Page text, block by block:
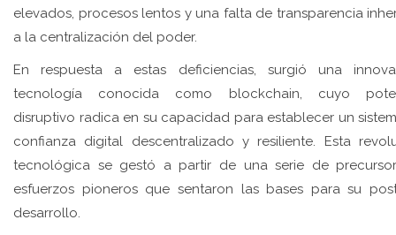
elevados, procesos lentos y una falta de transparencia
a la centralización del poder.
En respuesta a estas deficiencias, surgió una
tecnología conocida como blockchain, cuyo
disruptivo radica en su capacidad para establecer un
confianza digital descentralizado y resiliente. Esta
tecnológica se gestó a partir de una serie de
esfuerzos pioneros que sentaron las bases para su
desarrollo.